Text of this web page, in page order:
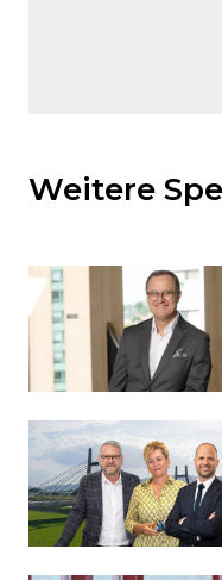
den
Inhalt
auslassen
und
direkt
springen?
Weitere